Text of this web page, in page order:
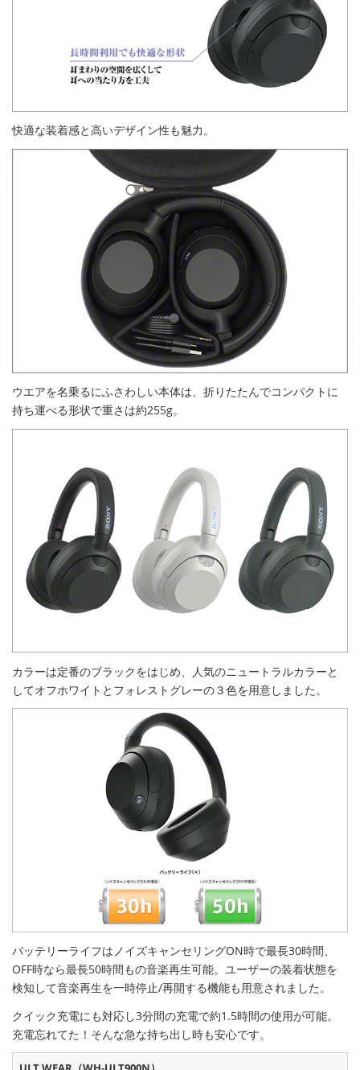
快適な装着感と高いデザイン性も魅力。
ウエアを名乗るにふさわしい本体は、折りたたんでコンパクトに
持ち運べる形状で重さは約255g。
カラーは定番のブラックをはじめ、人気のニュートラルカラーと
してオフホワイトとフォレストグレーの３色を用意しました。
バッテリーライフはノイズキャンセリングON時で最長30時間、
OFF時なら最長50時間もの音楽再生可能。ユーザーの装着状態を
検知して音楽再生を一時停止/再開する機能も用意されました。
クイック充電にも対応し3分間の充電で約1.5時間の使用が可能。
充電忘れてた！そんな急な持ち出し時も安心です。